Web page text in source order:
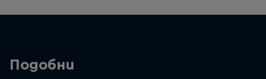
Подобни